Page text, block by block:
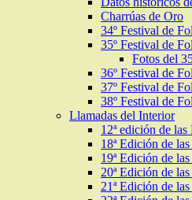
Charrúas de Oro
34º Festival de
35º Festival de
Fotos del
36º Festival de
37º Festival de
38º Festival de
Llamadas del Interior
12ª edición de
18ª Edición de
19ª Edición de
20ª Edición de
21ª Edición de